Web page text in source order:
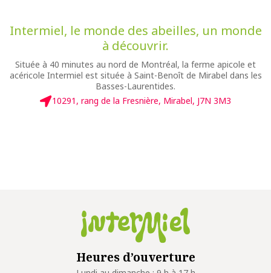
Intermiel, le monde des abeilles, un monde
à découvrir.
Située à 40 minutes au nord de Montréal, la ferme apicole et
acéricole Intermiel est située à Saint-Benoît de Mirabel dans les
Basses-Laurentides.
10291, rang de la Fresnière, Mirabel, J7N 3M3
Heures d’ouverture